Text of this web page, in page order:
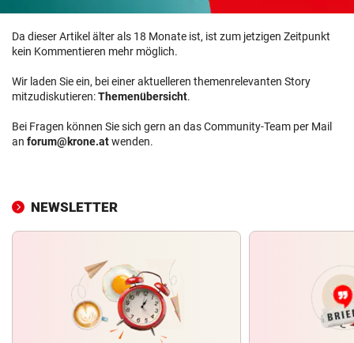
Da dieser Artikel älter als 18 Monate ist, ist zum jetzigen Zeitpunkt
kein Kommentieren mehr möglich.
Wir laden Sie ein, bei einer aktuelleren themenrelevanten Story
mitzudiskutieren:Themenübersicht.
Bei Fragen können Sie sich gern an das Community-Team per Mail
an forum@krone.atwenden.
NEWSLETTER